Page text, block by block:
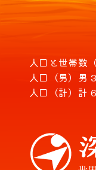
人口と世帯数
人口（男） 男
人口（計） 計